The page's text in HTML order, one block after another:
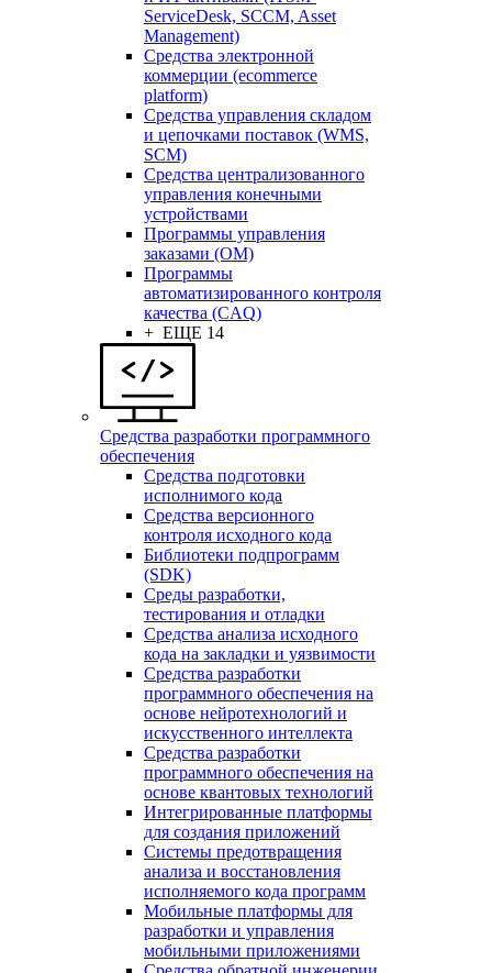
ServiceDesk, SCCM, Asset
Management)
Средства электронной
коммерции (ecommerce
platform)
Средства управления складом
и цепочками поставок (WMS,
SCM)
Средства централизованного
управления конечными
устройствами
Программы управления
заказами (OM)
Программы
автоматизированного контроля
качества (CAQ)
+ ЕЩЕ 14
Средства разработки программного
обеспечения
Средства подготовки
исполнимого кода
Средства версионного
контроля исходного кода
Библиотеки подпрограмм
(SDK)
Среды разработки,
тестирования и отладки
Средства анализа исходного
кода на закладки и уязвимости
Средства разработки
программного обеспечения на
основе нейротехнологий и
искусственного интеллекта
Средства разработки
программного обеспечения на
основе квантовых технологий
Интегрированные платформы
для создания приложений
Системы предотвращения
анализа и восстановления
исполняемого кода программ
Мобильные платформы для
разработки и управления
мобильными приложениями